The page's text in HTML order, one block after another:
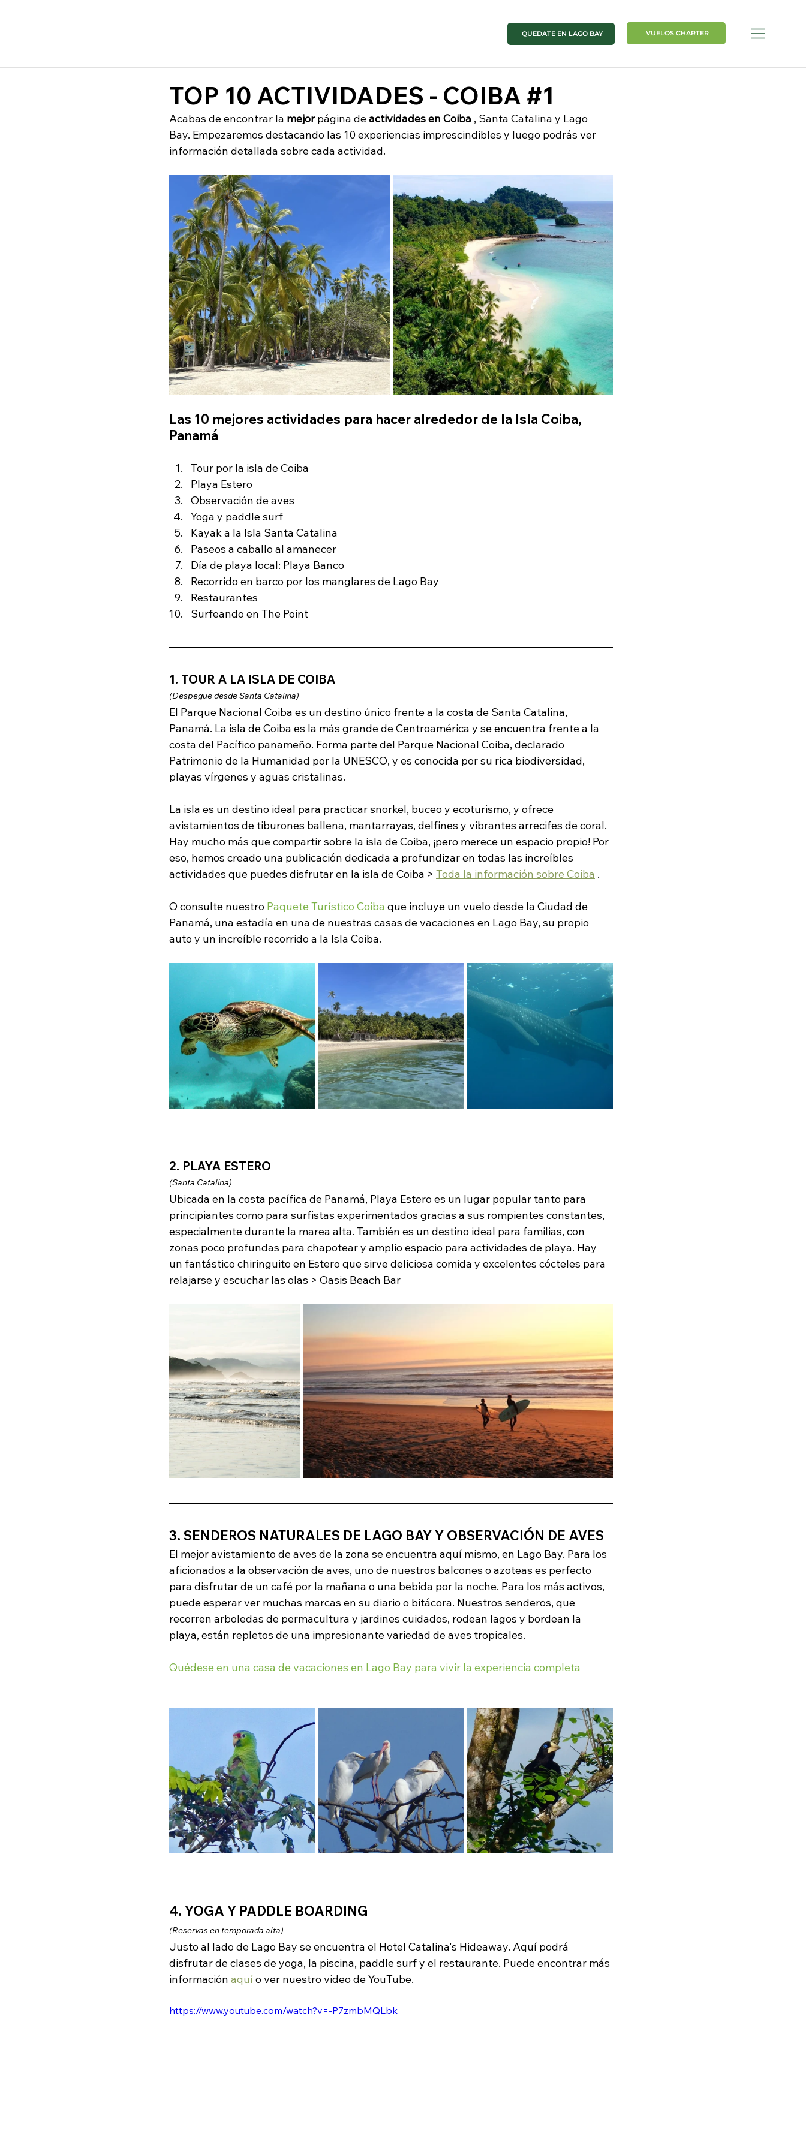
QUEDÁTE EN LAGO BAY VUELOS CHARTER
TOP 10 ACTIVIDADES - COIBA #1
Acabas de encontrar la mejor página de actividades en Coiba , Santa Catalina y Lago
Bay. Empezaremos destacando las 10 experiencias imprescindibles y luego podrás ver
información detallada sobre cada actividad.
Las 10 mejores actividades para hacer alrededor de la Isla Coiba,
Panamá
Tour por la isla de Coiba
Playa Estero
Observación de aves
Yoga y paddle surf
Kayak a la Isla Santa Catalina
Paseos a caballo al amanecer
Día de playa local: Playa Banco
Recorrido en barco por los manglares de Lago Bay
Restaurantes
Surfeando en The Point
1. TOUR A LA ISLA DE COIBA
(Despegue desde Santa Catalina)
El Parque Nacional Coiba es un destino único frente a la costa de Santa Catalina,
Panamá. La isla de Coiba es la más grande de Centroamérica y se encuentra frente a la
costa del Pacífico panameño. Forma parte del Parque Nacional Coiba, declarado
Patrimonio de la Humanidad por la UNESCO, y es conocida por su rica biodiversidad,
playas vírgenes y aguas cristalinas.
La isla es un destino ideal para practicar snorkel, buceo y ecoturismo, y ofrece
avistamientos de tiburones ballena, mantarrayas, delfines y vibrantes arrecifes de coral.
Hay mucho más que compartir sobre la isla de Coiba, ¡pero merece un espacio propio! Por
eso, hemos creado una publicación dedicada a profundizar en todas las increíbles
actividades que puedes disfrutar en la isla de Coiba > Toda la información sobre Coiba .
O consulte nuestro Paquete Turístico Coiba que incluye un vuelo desde la Ciudad de
Panamá, una estadía en una de nuestras casas de vacaciones en Lago Bay, su propio
auto y un increíble recorrido a la Isla Coiba.
2. PLAYA ESTERO
(Santa Catalina)
Ubicada en la costa pacífica de Panamá, Playa Estero es un lugar popular tanto para
principiantes como para surfistas experimentados gracias a sus rompientes constantes,
especialmente durante la marea alta. También es un destino ideal para familias, con
zonas poco profundas para chapotear y amplio espacio para actividades de playa. Hay
un fantástico chiringuito en Estero que sirve deliciosa comida y excelentes cócteles para
relajarse y escuchar las olas > Oasis Beach Bar
3. SENDEROS NATURALES DE LAGO BAY Y OBSERVACIÓN DE AVES
El mejor avistamiento de aves de la zona se encuentra aquí mismo, en Lago Bay. Para los
aficionados a la observación de aves, uno de nuestros balcones o azoteas es perfecto
para disfrutar de un café por la mañana o una bebida por la noche. Para los más activos,
puede esperar ver muchas marcas en su diario o bitácora. Nuestros senderos, que
recorren arboledas de permacultura y jardines cuidados, rodean lagos y bordean la
playa, están repletos de una impresionante variedad de aves tropicales.
Quédese en una casa de vacaciones en Lago Bay para vivir la experiencia completa
4. YOGA Y PADDLE BOARDING
(Reservas en temporada alta)
Justo al lado de Lago Bay se encuentra el Hotel Catalina's Hideaway. Aquí podrá
disfrutar de clases de yoga, la piscina, paddle surf y el restaurante. Puede encontrar más
información aquío ver nuestro video de YouTube.
https://www.youtube.com/watch?v=-P7zmbMQLbk